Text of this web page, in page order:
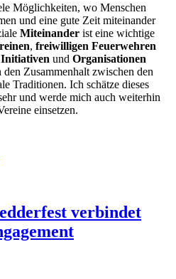
Möglichkeiten, wo Menschen
und eine gute Zeit miteinander
Miteinander ist eine wichtige
, freiwilligen Feuerwehren
Initiativen und Organisationen
Zusammenhalt zwischen den
Traditionen. Ich schätze dieses
und werde mich auch weiterhin
einsetzen.
verbindet